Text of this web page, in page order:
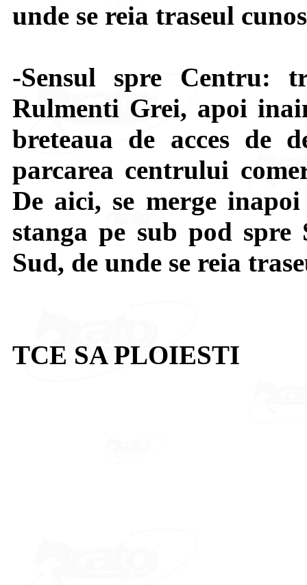
unde se reia traseul
-Sensul spre Centru:
Rulmenti Grei, apoi
breteaua de acces de
parcarea centrului
De aici, se merge
stanga pe sub pod
Sud, de unde se reia
TCE SA PLOIESTI